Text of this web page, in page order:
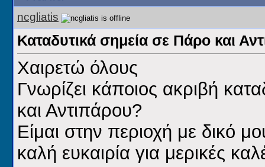
ncgliatis
Καταδυτικά σημεία σε Πάρο και
Χαιρετώ όλους
Γνωρίζει κάποιος ακριβή
και Αντιπάρου?
Είμαι στην περιοχή με δικό
καλή ευκαιρία για μερικές